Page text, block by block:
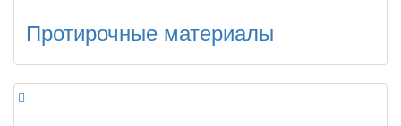
Протирочные материалы